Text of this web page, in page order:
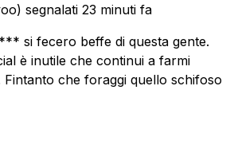
segnalati 23 minuti fa
si fecero beffe di questa gente.
è inutile che continui a farmi
che foraggi quello schifoso